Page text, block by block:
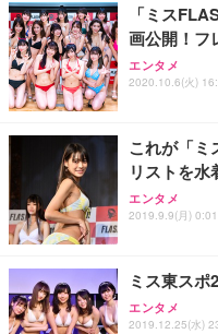
「ミス
画公開！フ
エンタメ
2020.10.6(火)
これが「ミ
リストを水
エンタメ
2019.9.9(月) 0:01
ミス東スポ
エンタメ
2019.12.25(水)